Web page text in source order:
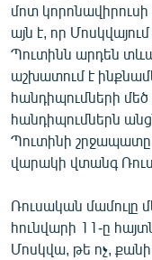
Русский
ՀԵՏԵՎԵՔ ՄԵԶ
մոտ
այն է, որ
Պուտինն արդեն
աշխատում է
հանդիպումների
հանդիպումներն
Պուտինի շրջապատը
վարակի վտանգ
Ռուսական մամուլը
հունվարի 11-ը
Մոսկվա, թե ոչ,